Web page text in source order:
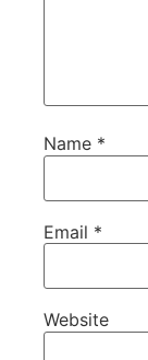
Name *
Email *
Website